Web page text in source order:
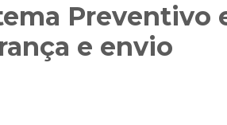
Preventivo
e envio